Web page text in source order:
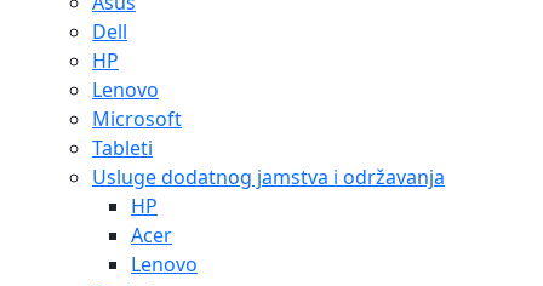
Dell
HP
Lenovo
Microsoft
Tableti
Usluge dodatnog jamstva i održavanja
HP
Acer
Lenovo